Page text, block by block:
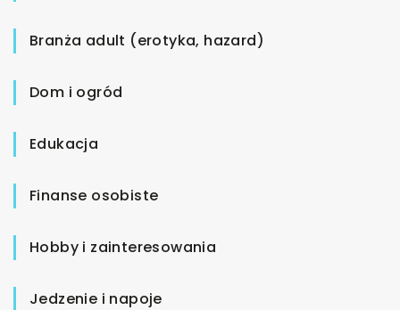
Branża adult (erotyka, hazard)
Dom i ogród
Edukacja
Finanse osobiste
Hobby i zainteresowania
Jedzenie i napoje